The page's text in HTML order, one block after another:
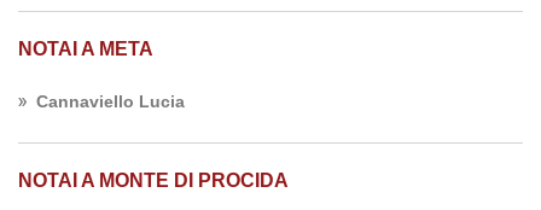
NOTAI A META
Cannaviello Lucia
NOTAI A MONTE DI PROCIDA